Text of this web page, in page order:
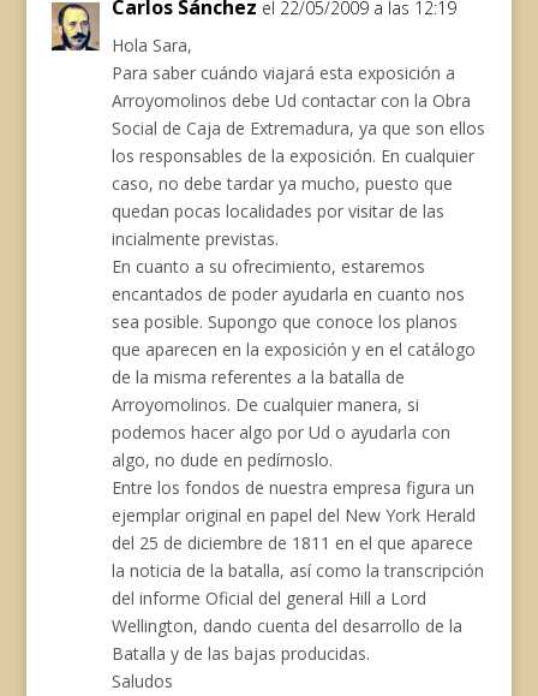
Carlos Sánchez el 22/05/2009 a las 12:19
Hola Sara,
Para saber cuándo viajará esta exposición a
Arroyomolinos debe Ud contactar con la Obra
Social de Caja de Extremadura, ya que son ellos
los responsables de la exposición. En cualquier
caso, no debe tardar ya mucho, puesto que
quedan pocas localidades por visitar de las
incialmente previstas.
En cuanto a su ofrecimiento, estaremos
encantados de poder ayudarla en cuanto nos
sea posible. Supongo que conoce los planos
que aparecen en la exposición y en el catálogo
de la misma referentes a la batalla de
Arroyomolinos. De cualquier manera, si
podemos hacer algo por Ud o ayudarla con
algo, no dude en pedírnoslo.
Entre los fondos de nuestra empresa figura un
ejemplar original en papel del New York Herald
del 25 de diciembre de 1811 en el que aparece
la noticia de la batalla, así como la transcripción
del informe Oficial del general Hill a Lord
Wellington, dando cuenta del desarrollo de la
Batalla y de las bajas producidas.
Saludos